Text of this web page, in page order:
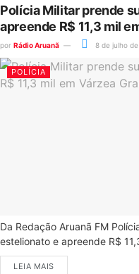
Polícia Militar prende
apreende R$ 11,3 mil
por Rádio Aruanã 8 de julho
POLÍCIA
Da Redação Aruanã FM
estelionato e apreende R$
LEIA MAIS